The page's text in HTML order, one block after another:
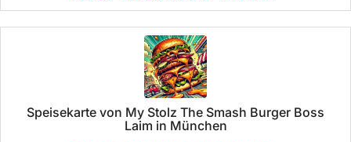
Speisekarte von My Stolz The Smash Burger Boss
Laim in München